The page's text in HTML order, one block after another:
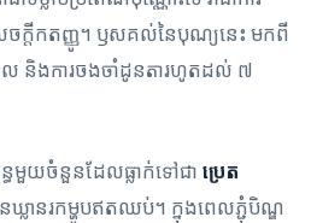
ចក្តីកតញ្ញូ។ ឫសគល់នៃបុណ្យនេះ មកពី
ល និងការចងចាំដូនតារហូតដល់ ៧
ន្ធមួយចំនួនដែលធ្លាក់ទៅជា ប្រេត
ឃ្លានរកម្ហូបឥតឈប់។ ក្នុងពេលភ្ជុំបិណ្ឌ